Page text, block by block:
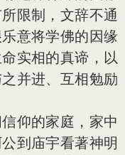
限制，文辞不通
意将学佛的因缘
实相的真谛，以
并进、互相勉励
仰的家庭，家中
到庙宇看著神明